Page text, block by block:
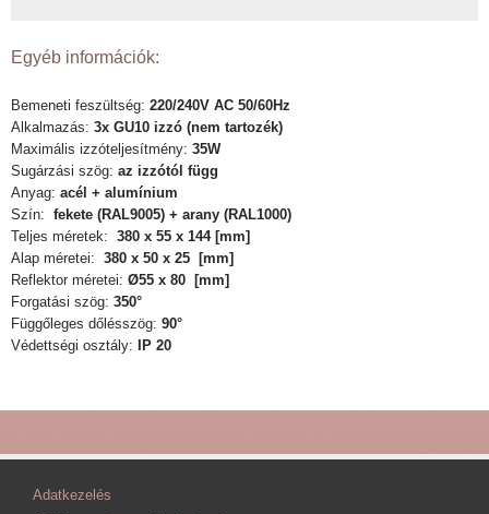
Egyéb információk:
Bemeneti feszültség: 220/240V AC 50/60Hz
Alkalmazás: 3x GU10 izzó (nem tartozék)
Maximális izzóteljesítmény: 35W
Sugárzási szög: az izzótól függ
Anyag: acél + alumínium
Szín: fekete (RAL9005) + arany (RAL1000)
Teljes méretek: 380 x 55 x 144 [mm]
Alap méretei: 380 x 50 x 25 [mm]
Reflektor méretei: Ø55 x 80 [mm]
Forgatási szög: 350°
Függőleges dőlésszög: 90°
Védettségi osztály: IP 20
Adatkezelés